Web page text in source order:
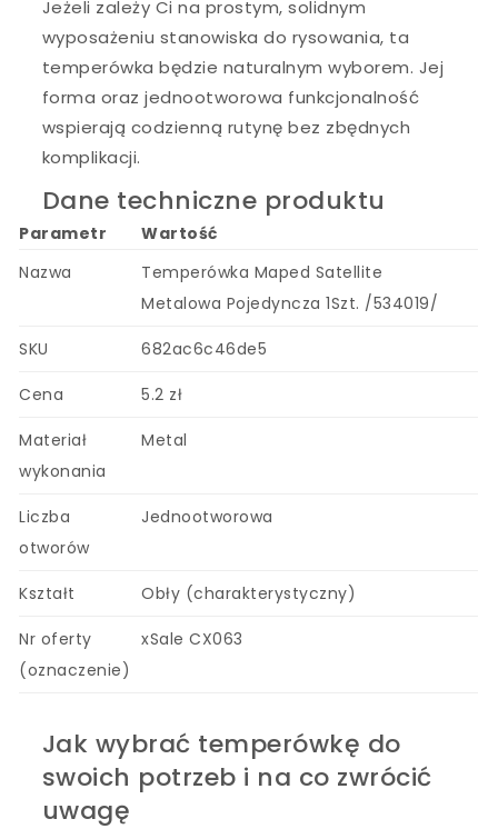
Jeżeli zależy Ci na prostym, solidnym
wyposażeniu stanowiska do rysowania, ta
temperówka będzie naturalnym wyborem. Jej
forma oraz jednootworowa funkcjonalność
wspierają codzienną rutynę bez zbędnych
komplikacji.
Dane techniczne produktu
Parametr
Wartość
Nazwa
Temperówka Maped Satellite
Metalowa Pojedyncza 1Szt. /534019/
SKU 682ac6c46de5
Cena 5.2 zł
Materiał
wykonania
Metal
Liczba
otworów
Jednootworowa
Kształt Obły (charakterystyczny)
Nr oferty
(oznaczenie)
xSale CX063
Jak wybrać temperówkę do
swoich potrzeb i na co zwrócić
uwagę